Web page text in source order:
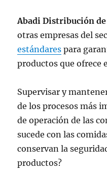
Abadi Distribución
otras empresas del
estándares para
productos que ofrece
Supervisar y
de los procesos más
de operación de las
sucede con las
conservan la
productos?